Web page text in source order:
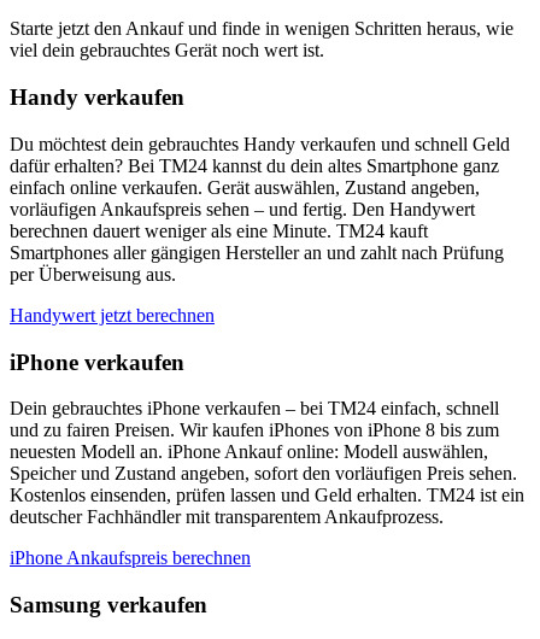
Starte jetzt den Ankauf und finde in wenigen Schritten heraus, wie
viel dein gebrauchtes Gerät noch wert ist.
Handy verkaufen
Du möchtest dein gebrauchtes Handy verkaufen und schnell Geld
dafür erhalten? Bei TM24 kannst du dein altes Smartphone ganz
einfach online verkaufen. Gerät auswählen, Zustand angeben,
vorläufigen Ankaufspreis sehen – und fertig. Den Handywert
berechnen dauert weniger als eine Minute. TM24 kauft
Smartphones aller gängigen Hersteller an und zahlt nach Prüfung
per Überweisung aus.
Handywert jetzt berechnen
iPhone verkaufen
Dein gebrauchtes iPhone verkaufen – bei TM24 einfach, schnell
und zu fairen Preisen. Wir kaufen iPhones von iPhone 8 bis zum
neuesten Modell an. iPhone Ankauf online: Modell auswählen,
Speicher und Zustand angeben, sofort den vorläufigen Preis sehen.
Kostenlos einsenden, prüfen lassen und Geld erhalten. TM24 ist ein
deutscher Fachhändler mit transparentem Ankaufprozess.
iPhone Ankaufspreis berechnen
Samsung verkaufen